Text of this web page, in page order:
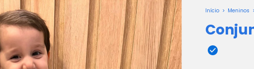
Início > Meninos